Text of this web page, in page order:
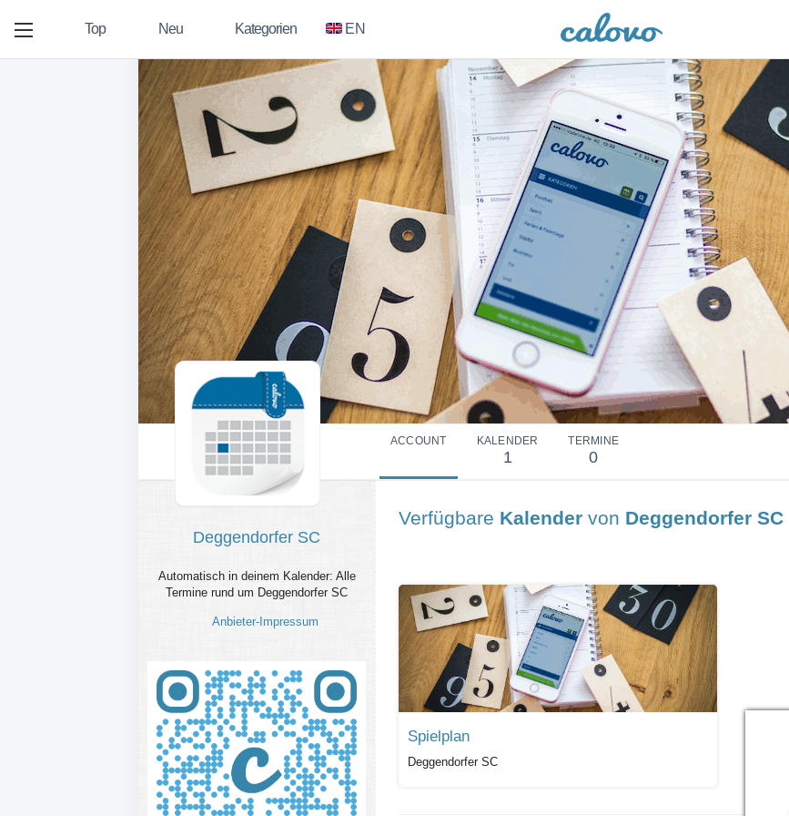
Top Neu Kategorien EN
ACCOUNT KALENDER
1
TERMINE
0
Deggendorfer SC
Automatisch in deinem Kalender: Alle
Termine rund um Deggendorfer SC
Anbieter-Impressum
Verfügbare Kalender von Deggendorfer SC
Spielplan
Deggendorfer SC